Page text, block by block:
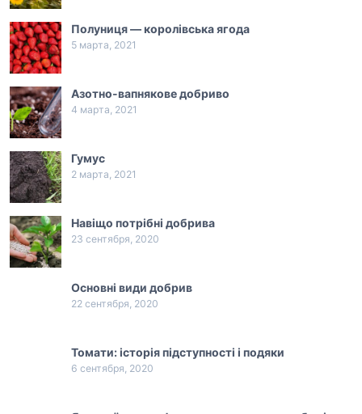
Полуниця — королівська ягода
5 марта, 2021
Азотно-вапнякове добриво
4 марта, 2021
Гумус
2 марта, 2021
Навіщо потрібні добрива
23 сентября, 2020
Основні види добрив
22 сентября, 2020
Томати: історія підступності і подяки
6 сентября, 2020